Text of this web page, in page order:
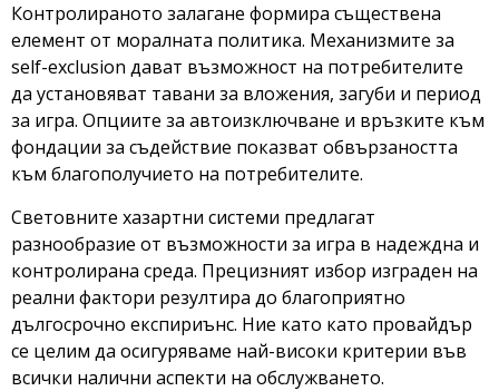
Контролираното залагане формира съществена
елемент от моралната политика. Механизмите за
self-exclusion дават възможност на потребителите
да установяват тавани за вложения, загуби и период
за игра. Опциите за автоизключване и връзките към
фондации за съдействие показват обвързаността
към благополучието на потребителите.
Световните хазартни системи предлагат
разнообразие от възможности за игра в надеждна и
контролирана среда. Прецизният избор изграден на
реални фактори резултира до благоприятно
дългосрочно експириънс. Ние като като провайдър
се целим да осигуряваме най-високи критерии във
всички налични аспекти на обслужването.